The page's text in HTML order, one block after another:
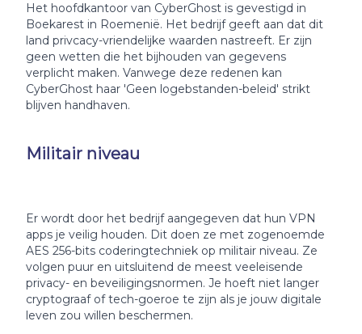
Het hoofdkantoor van CyberGhost is gevestigd in
Boekarest in Roemenië. Het bedrijf geeft aan dat dit
land privcacy-vriendelijke waarden nastreeft. Er zijn
geen wetten die het bijhouden van gegevens
verplicht maken. Vanwege deze redenen kan
CyberGhost haar 'Geen logebstanden-beleid' strikt
blijven handhaven.
Militair niveau
Er wordt door het bedrijf aangegeven dat hun VPN
apps je veilig houden. Dit doen ze met zogenoemde
AES 256-bits coderingtechniek op militair niveau. Ze
volgen puur en uitsluitend de meest veeleisende
privacy- en beveiligingsnormen. Je hoeft niet langer
cryptograaf of tech-goeroe te zijn als je jouw digitale
leven zou willen beschermen.